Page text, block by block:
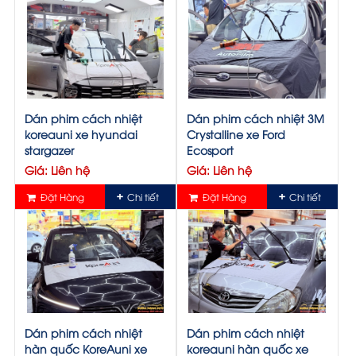
sau khi dán phim cho xe, đồng thời những lợi
ích mà phim cách nhiệt mang lại sau khi dán.
Cận cảnh dán phim cách nhiệt xe ô tô
Dán phim cách nhiệt
koreauni xe hyundai
stargazer
Giá: Liên hệ
Đặt Hàng Chi tiết
Dán phim cách nhiệt 3M
Crystalline xe Ford
Ecosport
Giá: Liên hệ
Đặt Hàng Chi tiết
Dán phim cách nhiệt
hàn quốc KoreAuni xe
Dán phim cách nhiệt
koreauni hàn quốc xe